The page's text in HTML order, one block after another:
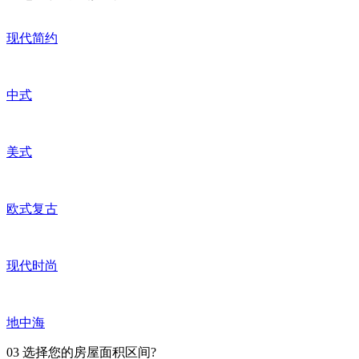
现代简约
中式
美式
欧式复古
现代时尚
地中海
03 选择您的房屋面积区间?